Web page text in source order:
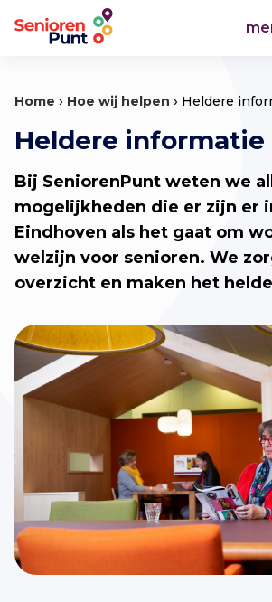
Home › Hoe wij helpen › Heldere
Heldere informatie
Bij SeniorenPunt weten we
mogelijkheden die er zijn er
Eindhoven als het gaat om
welzijn voor senioren. We
overzicht en maken het